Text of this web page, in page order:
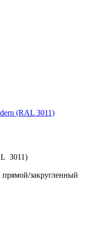
(RAL 3011)
3011)
прямой/закругленный